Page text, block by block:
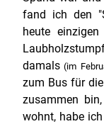
fand ich den
heute
damals (im
zum Bus für
zusammen
wohnt, habe